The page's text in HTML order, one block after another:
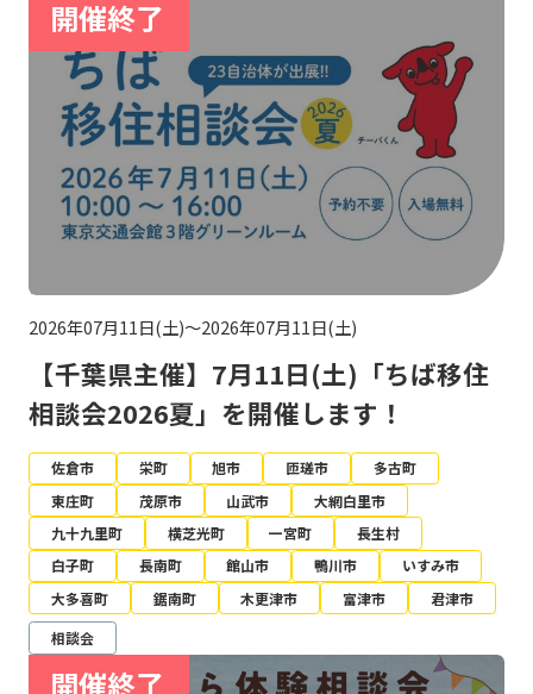
2026年07月11日(土)～2026年07月11日(土)
【千葉県主催】7月11日(土)「ちば移住
相談会2026夏」を開催します！
佐倉市 栄町 旭市 匝瑳市
多古町
東庄町
茂原市 山武市
大網白里市
九十九里町
横芝光町 一宮町
長生村
白子町
長南町 館山市 鴨川市
いすみ市
大多喜町
鋸南町 木更津市 富津市
君津市
相談会